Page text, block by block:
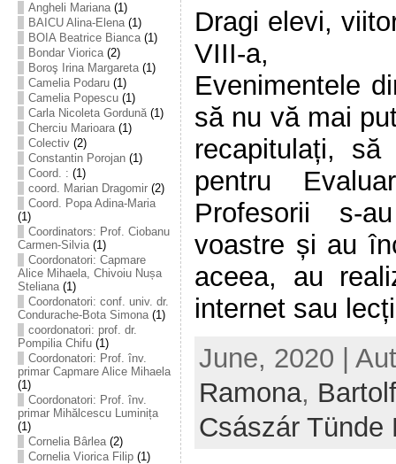
Angheli Mariana(1)
BAICU Alina-Elena(1)
BOIA Beatrice Bianca(1)
Bondar Viorica(2)
Boroş Irina Margareta(1)
Camelia Podaru(1)
Camelia Popescu(1)
Carla Nicoleta Gordună(1)
Cherciu Marioara(1)
Colectiv(2)
Constantin Porojan(1)
Coord. : (1)
coord. Marian Dragomir(2)
Coord. Popa Adina-Maria
(1)
Coordinators: Prof. Ciobanu
Carmen-Silvia(1)
Coordonatori: Capmare
Alice Mihaela, Chivoiu Nușa
Steliana(1)
Coordonatori: conf. univ. dr.
Condurache-Bota Simona(1)
coordonatori: prof. dr.
Pompilia Chifu(1)
Coordonatori: Prof. înv.
primar Capmare Alice Mihaela
(1)
Coordonatori: Prof. înv.
primar Mihălcescu Luminița
(1)
Cornelia Bârlea(2)
Cornelia Viorica Filip(1)
Dragi elevi,
VIII-a,
Evenimentele
să nu vă mai
recapitulați,
pentru
Profesorii s-
voastre și au
aceea, au
internet sau
June, 2020 |
Ramona,
Császár Tünde